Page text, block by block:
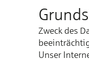
Zweck des
Unser